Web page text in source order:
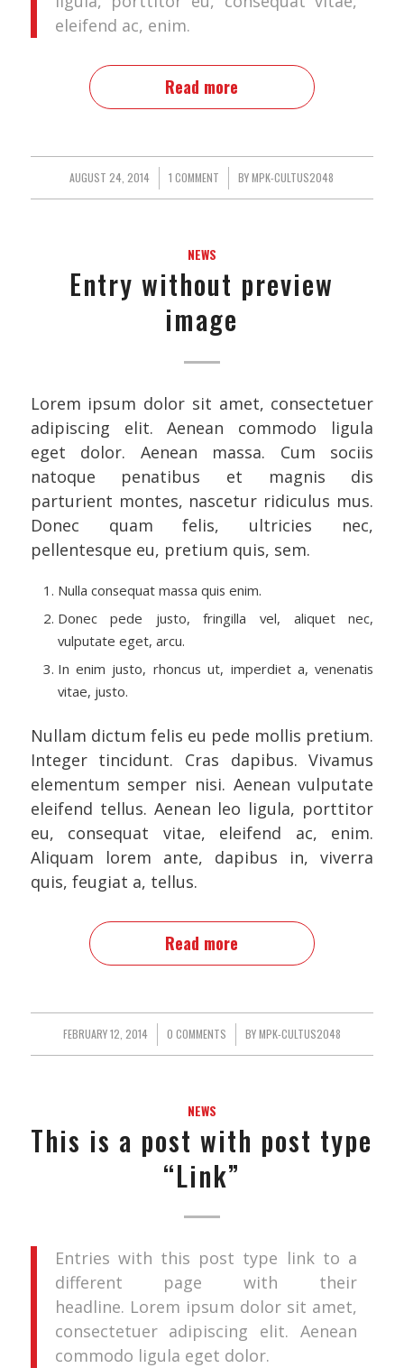
eleifend ac, enim.
Read more
AUGUST 24, 2014
/ 1 COMMENT
/ BYMPK-CULTUS2048
NEWS
Entry without preview
image
Lorem ipsum dolor sit amet, consectetuer
adipiscing elit. Aenean commodo ligula
eget dolor. Aenean massa. Cum sociis
natoque penatibus et magnis dis
parturient montes, nascetur ridiculus mus.
Donec quam felis, ultricies nec,
pellentesque eu, pretium quis, sem.
Nulla consequat massa quis enim.
Donec pede justo, fringilla vel, aliquet nec,
vulputate eget, arcu.
In enim justo, rhoncus ut, imperdiet a, venenatis
vitae, justo.
Nullam dictum felis eu pede mollis pretium.
Integer tincidunt. Cras dapibus. Vivamus
elementum semper nisi. Aenean vulputate
eleifend tellus. Aenean leo ligula, porttitor
eu, consequat vitae, eleifend ac, enim.
Aliquam lorem ante, dapibus in, viverra
quis, feugiat a, tellus.
Read more
FEBRUARY 12, 2014
/ 0 COMMENTS
/ BYMPK-CULTUS2048
NEWS
This is a post with post type
“Link”
Entries with this post type link to a
different page with their
headline. Lorem ipsum dolor sit amet,
consectetuer adipiscing elit. Aenean
commodo ligula eget dolor.